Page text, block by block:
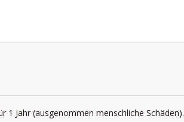
1 Jahr (ausgenommen menschliche Schäden).